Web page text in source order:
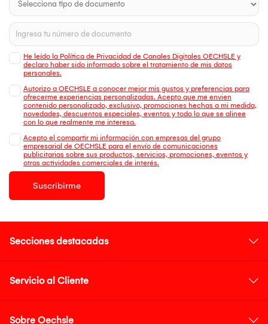
He leído la Política de Privacidad de Canales Digitales OECHSLE y
declaro haber sido informado sobre el tratamiento de mis datos
personales.
Autorizo a OECHSLE a conocer mejor mis gustos y preferencias para
ofrecerme experiencias personalizadas. Acepto que me envien
contenido personalizado, exclusivo, promociones hechas a mi medida,
novedades, descuentos especiales, eventos y todo lo que se alinee
con lo que realmente me interesa.
Acepto el compartir mi información con empresas del grupo
empresarial de OECHSLE para el envío de comunicaciones
publicitarias sobre sus productos, servicios, promociones, eventos y
otras actividades comerciales de interés.
Suscribirme
Secciones destacadas
Servicio al Cliente
Sobre Oechsle